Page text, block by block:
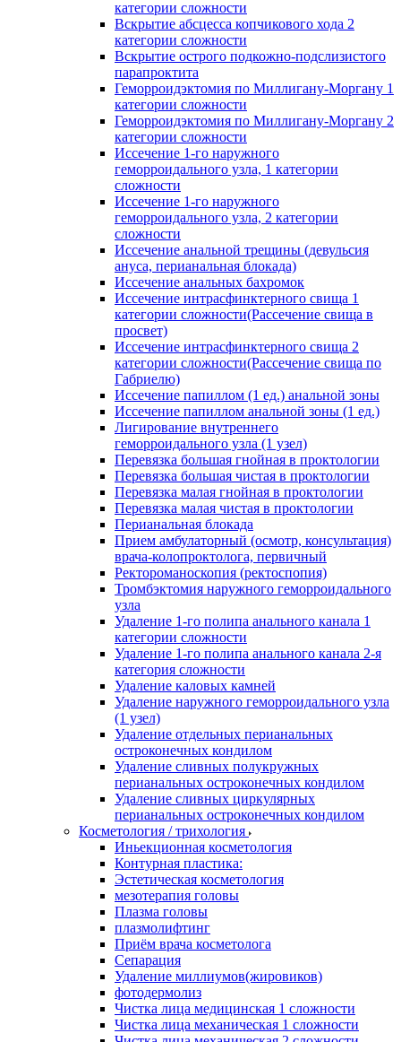
категории сложности
Вскрытие абсцесса копчикового хода 2
категории сложности
Вскрытие острого подкожно-подслизистого
парапроктита
Геморроидэктомия по Миллигану-Моргану 1
категории сложности
Геморроидэктомия по Миллигану-Моргану 2
категории сложности
Иссечение 1-го наружного
геморроидального узла, 1 категории
сложности
Иссечение 1-го наружного
геморроидального узла, 2 категории
сложности
Иссечение анальной трещины (девульсия
ануса, перианальная блокада)
Иссечение анальных бахромок
Иссечение интрасфинктерного свища 1
категории сложности(Рассечение свища в
просвет)
Иссечение интрасфинктерного свища 2
категории сложности(Рассечение свища по
Габриелю)
Иссечение папиллом (1 ед.) анальной зоны
Иссечение папиллом анальной зоны (1 ед.)
Лигирование внутреннего
геморроидального узла (1 узел)
Перевязка большая гнойная в проктологии
Перевязка большая чистая в проктологии
Перевязка малая гнойная в проктологии
Перевязка малая чистая в проктологии
Перианальная блокада
Прием амбулаторный (осмотр, консультация)
врача-колопроктолога, первичный
Ректороманоскопия (ректоспопия)
Тромбэктомия наружного геморроидального
узла
Удаление 1-го полипа анального канала 1
категории сложности
Удаление 1-го полипа анального канала 2-я
категория сложности
Удаление каловых камней
Удаление наружного геморроидального узла
(1 узел)
Удаление отдельных перианальных
остроконечных кондилом
Удаление сливных полукружных
перианальных остроконечных кондилом
Удаление сливных циркулярных
перианальных остроконечных кондилом
Косметология / трихология
Иньекционная косметология
Контурная пластика:
Эстетическая косметология
мезотерапия головы
Плазма головы
плазмолифтинг
Приём врача косметолога
Сепарация
Удаление миллиумов(жировиков)
фотодермолиз
Чистка лица медицинская 1 сложности
Чистка лица механическая 1 сложности